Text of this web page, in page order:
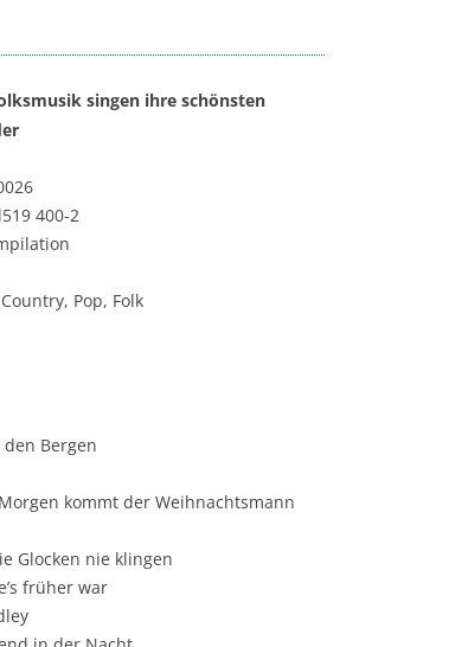
singen ihre schönsten
400-2
Pop, Folk
Bergen
kommt der Weihnachtsmann
Glocken nie klingen
früher war